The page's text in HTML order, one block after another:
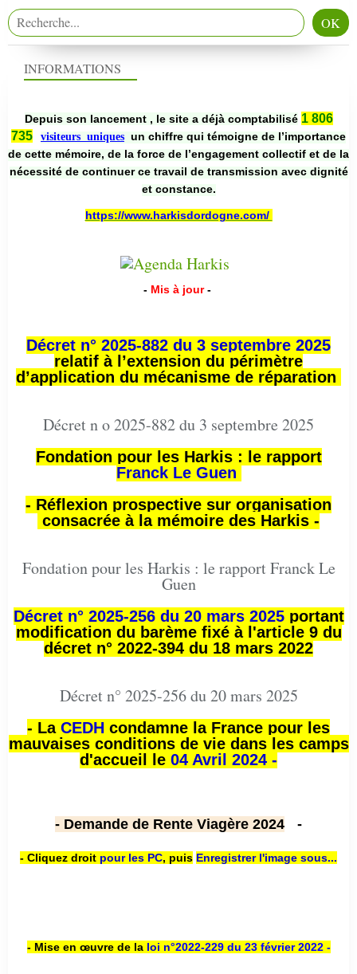
INFORMATIONS
Depuis son lancement , le site a déjà comptabilisé 1 806
735
visiteurs uniques un chiffre qui témoigne de l’importance
de cette mémoire, de la force de l’engagement collectif et de la
nécessité de continuer ce travail de transmission avec dignité
et constance.
https://www.harkisdordogne.com/
- Mis à jour -
Décret n° 2025-882 du 3 septembre 2025
relatif à l’extension du périmètre
d’application du mécanisme de réparation
Décret n o 2025-882 du 3 septembre 2025
Fondation pour les Harkis : le rapport
Franck Le Guen
- Réflexion prospective sur organisation
consacrée à la mémoire des Harkis -
Fondation pour les Harkis : le rapport Franck Le
Guen
Décret n° 2025-256 du 20 mars 2025portant
modification du barème fixé à l'article 9 du
décret n° 2022-394 du 18 mars 2022
Décret n° 2025-256 du 20 mars 2025
- La CEDH condamne la France pour les
mauvaises conditions de vie dans les camps
d'accueil le 04 Avril 2024 -
- Demande de Rente Viagère 2024 -
- Cliquez droit pour les PC, puis Enregistrer l'image sous...
- Mise en œuvre de la loi n°2022-229 du 23 février 2022 -